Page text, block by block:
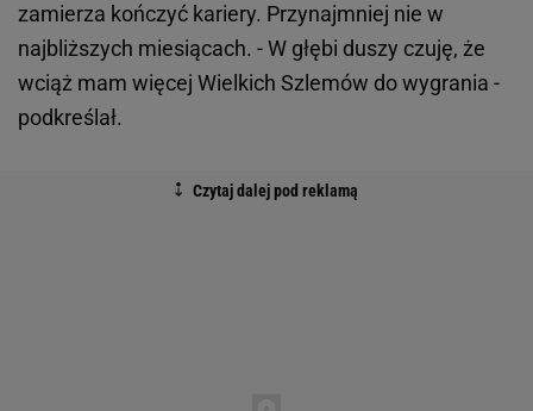
zamierza kończyć kariery. Przynajmniej nie w
najbliższych miesiącach. - W głębi duszy czuję, że
wciąż mam więcej Wielkich Szlemów do wygrania -
podkreślał.